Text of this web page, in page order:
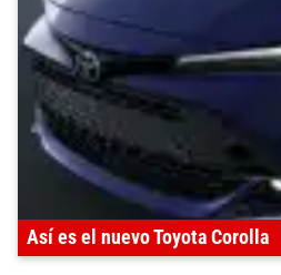
Así es el nuevo Toyota Corolla